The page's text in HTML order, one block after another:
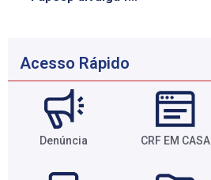
Acesso Rápido
Denúncia CRF EM CASA